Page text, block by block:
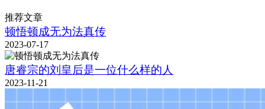
推荐文章
顿悟顿成无为法真传
2023-07-17
唐睿宗的刘皇后是一位什么样的人
2023-11-21